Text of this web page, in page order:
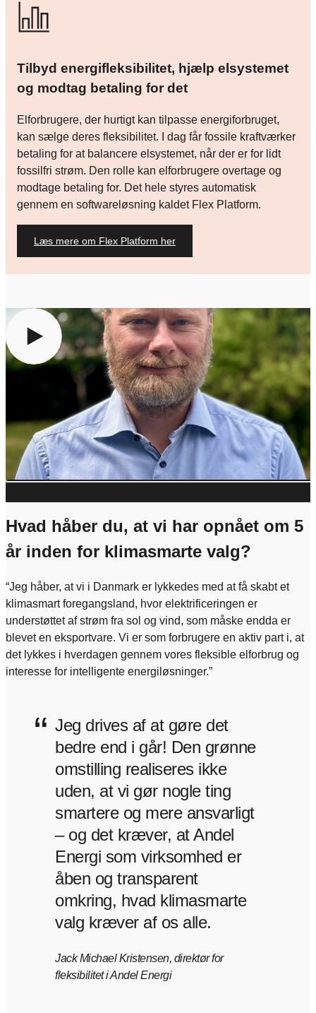
Tilbyd energifleksibilitet, hjælp elsystemet
og modtag betaling for det
Elforbrugere, der hurtigt kan tilpasse energiforbruget,
kan sælge deres fleksibilitet. I dag får fossile kraftværker
betaling for at balancere elsystemet, når der er for lidt
fossilfri strøm. Den rolle kan elforbrugere overtage og
modtage betaling for. Det hele styres automatisk
gennem en softwareløsning kaldet Flex Platform.
Læs mere om Flex Platform her
For at se indholdet skal du give samtykke til at anvende
cookies. Det gør du ved at klikke på knappen nedenfor og
vælge “Accepter alle”
Administrér samtykke
Hvad håber du, at vi har opnået om 5
år inden for klimasmarte valg?
“Jeg håber, at vi i Danmark er lykkedes med at få skabt et
klimasmart foregangsland, hvor elektrificeringen er
understøttet af strøm fra sol og vind, som måske endda er
blevet en eksportvare. Vi er som forbrugere en aktiv part i, at
det lykkes i hverdagen gennem vores fleksible elforbrug og
interesse for intelligente energiløsninger.”
“ Jeg drives af at gøre det
bedre end i går! Den grønne
omstilling realiseres ikke
uden, at vi gør nogle ting
smartere og mere ansvarligt
– og det kræver, at Andel
Energi som virksomhed er
åben og transparent
omkring, hvad klimasmarte
valg kræver af os alle.
Jack Michael Kristensen, direktør for
fleksibilitet i Andel Energi